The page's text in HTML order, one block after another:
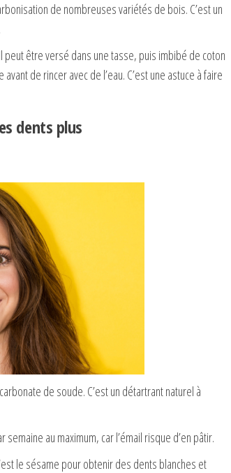
de nombreuses variétés de bois. C’est un
être versé dans une tasse, puis imbibé de coton
de rincer avec de l’eau. C’est une astuce à faire
dents plus
de soude. C’est un détartrant naturel à
au maximum, car l’émail risque d’en pâtir.
le sésame pour obtenir des dents blanches et